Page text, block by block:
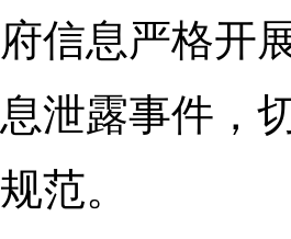
府信息严格开
息泄露事件，
规范。